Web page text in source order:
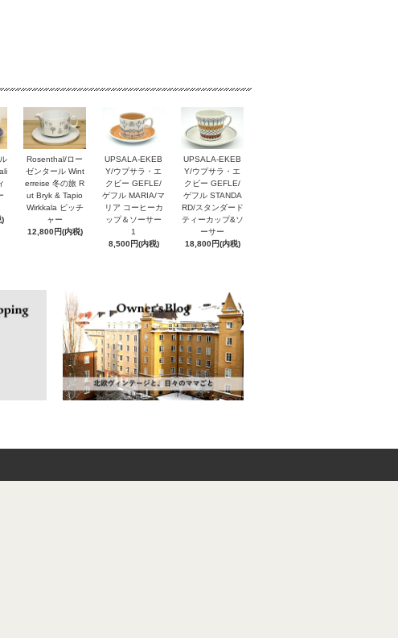
Rosenthal/ロー
ゼンタール Wint
erreise 冬の旅 R
ut Bryk & Tapio
Wirkkala ピッチ
ャー
12,800円(内税)
UPSALA-EKEB
Y/ウプサラ・エ
クビー GEFLE/
ゲフル MARIA/マ
リア コーヒーカ
ップ＆ソーサー
1
8,500円(内税)
UPSALA-EKEB
Y/ウプサラ・エ
クビー GEFLE/
ゲフル STANDA
RD/スタンダード
ティーカップ&ソ
ーサー
18,800円(内税)